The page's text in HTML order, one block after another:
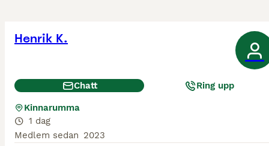
Henrik K.
Chatt Ring upp
Kinnarumma
1 dag
Medlem sedan 2023